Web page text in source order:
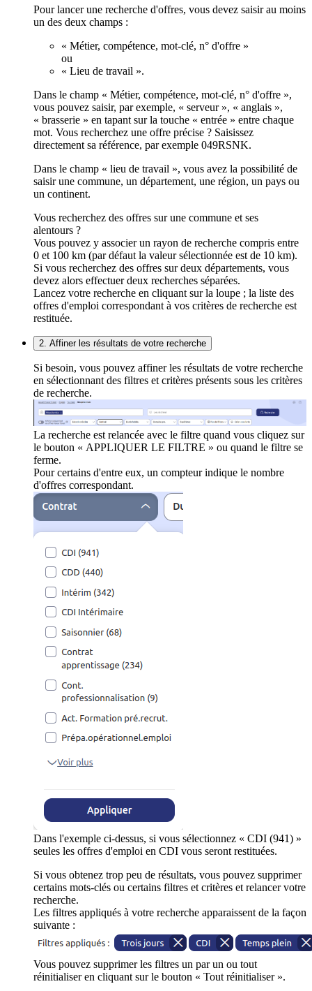
Pour lancer une recherche d'offres, vous devez saisir au moins
un des deux champs :
« Métier, compétence, mot-clé, n° d'offre »
ou
« Lieu de travail ».
Dans le champ « Métier, compétence, mot-clé, n° d'offre »,
vous pouvez saisir, par exemple, « serveur », « anglais »,
« brasserie » en tapant sur la touche « entrée » entre chaque
mot. Vous recherchez une offre précise ? Saisissez
directement sa référence, par exemple 049RSNK.
Dans le champ « lieu de travail », vous avez la possibilité de
saisir une commune, un département, une région, un pays ou
un continent.
Vous recherchez des offres sur une commune et ses
alentours ?
Vous pouvez y associer un rayon de recherche compris entre
0 et 100 km (par défaut la valeur sélectionnée est de 10 km).
Si vous recherchez des offres sur deux départements, vous
devez alors effectuer deux recherches séparées.
Lancez votre recherche en cliquant sur la loupe ; la liste des
offres d'emploi correspondant à vos critères de recherche est
restituée.
2. Affiner les résultats de votre recherche
Si besoin, vous pouvez affiner les résultats de votre recherche
en sélectionnant des filtres et critères présents sous les critères
de recherche.
La recherche est relancée avec le filtre quand vous cliquez sur
le bouton « APPLIQUER LE FILTRE » ou quand le filtre se
ferme.
Pour certains d'entre eux, un compteur indique le nombre
d'offres correspondant.
Dans l'exemple ci-dessus, si vous sélectionnez « CDI (941) »
seules les offres d'emploi en CDI vous seront restituées.
Si vous obtenez trop peu de résultats, vous pouvez supprimer
certains mots-clés ou certains filtres et critères et relancer votre
recherche.
Les filtres appliqués à votre recherche apparaissent de la façon
suivante :
Vous pouvez supprimer les filtres un par un ou tout
réinitialiser en cliquant sur le bouton « Tout réinitialiser ».